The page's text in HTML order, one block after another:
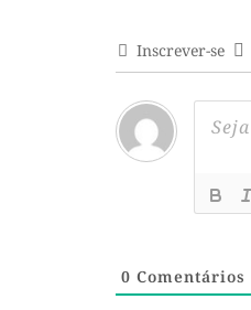
Inscrever-se
0 Comentários